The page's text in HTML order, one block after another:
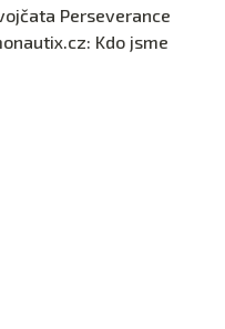
Perseverance
: Kdo jsme